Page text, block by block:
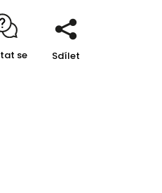
se Sdílet